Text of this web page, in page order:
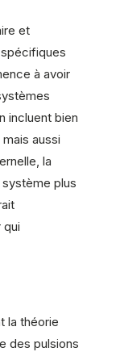
et
à avoir
incluent bien
aussi
la
système plus
qui
la théorie
des pulsions